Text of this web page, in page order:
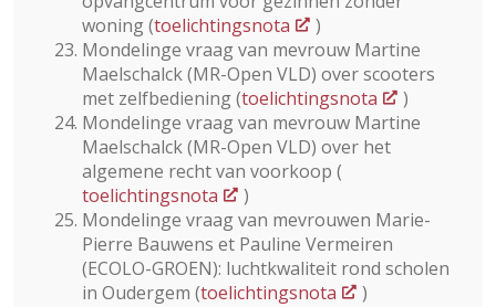
woning (toelichtingsnota
)
Mondelinge vraag van mevrouw Martine
Maelschalck (MR-Open VLD) over scooters
met zelfbediening (toelichtingsnota
)
Mondelinge vraag van mevrouw Martine
Maelschalck (MR-Open VLD) over het
algemene recht van voorkoop (
toelichtingsnota
)
Mondelinge vraag van mevrouwen Marie-
Pierre Bauwens et Pauline Vermeiren
(ECOLO-GROEN): luchtkwaliteit rond scholen
in Oudergem (toelichtingsnota )